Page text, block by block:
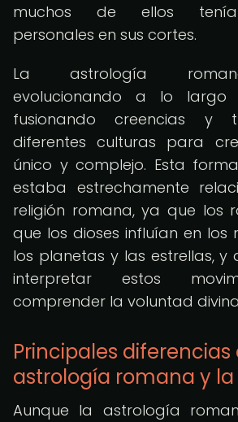
muchos de ellos
personales en sus cortes.
La astrología
evolucionando a lo largo
fusionando creencias y
diferentes culturas para
único y complejo. Esta
estaba estrechamente
religión romana, ya que los
que los dioses influían en los
los planetas y las estrellas, y
interpretar estos
comprender la voluntad
Principales diferencias
astrología romana y
Aunque la astrología